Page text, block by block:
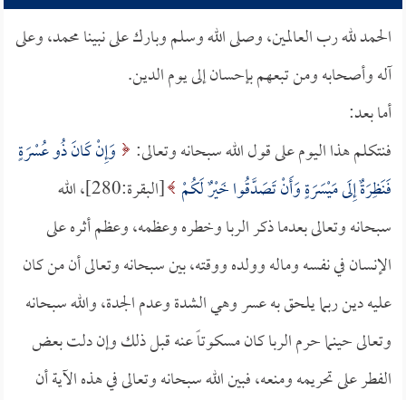
الحمد لله رب العالمين، وصلى الله وسلم وبارك على نبينا محمد، وعلى
آله وأصحابه ومن تبعهم بإحسان إلى يوم الدين.
أما بعد:
فنتكلم هذا اليوم على قول الله سبحانه وتعالى:
وَإِنْ كَانَ ذُو عُسْرَةٍ
فَنَظِرَةٌ إِلَى مَيْسَرَةٍ وَأَنْ تَصَدَّقُوا خَيْرٌ لَكُمْ
[البقرة:280]، الله
سبحانه وتعالى بعدما ذكر الربا وخطره وعظمه، وعظم أثره على
الإنسان في نفسه وماله وولده ووقته، بين سبحانه وتعالى أن من كان
عليه دين ربما يلحق به عسر وهي الشدة وعدم الجدة، والله سبحانه
وتعالى حينما حرم الربا كان مسكوتاً عنه قبل ذلك وإن دلت بعض
الفطر على تحريمه ومنعه، فبين الله سبحانه وتعالى في هذه الآية أن